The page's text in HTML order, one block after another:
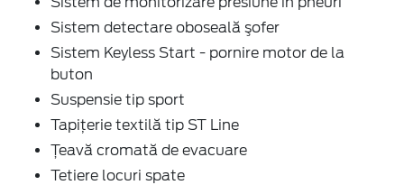
Sistem detectare oboseală şofer
Sistem Keyless Start - pornire motor de la
buton
Suspensie tip sport
Tapiţerie textilă tip ST Line
Ţeavă cromată de evacuare
Tetiere locuri spate